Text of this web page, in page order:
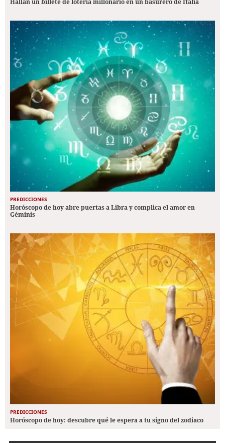
Hallan un billete de lotería millonario en un basurero de Italia
PREDICCIONES
Horóscopo de hoy abre puertas a Libra y complica el amor en
Géminis
PREDICCIONES
Horóscopo de hoy: descubre qué le espera a tu signo del zodiaco